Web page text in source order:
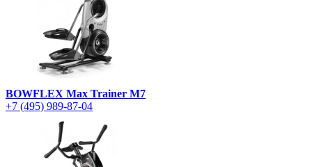
BOWFLEX Max Trainer M7
+7 (495) 989-87-04